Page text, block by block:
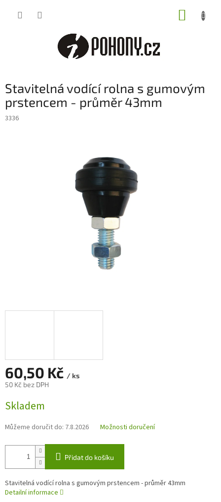
Stavitelná vodící rolna s gumovým
prstencem - průměr 43mm
3336
60,50 Kč / ks
50 Kč bez DPH
cena:
Skladem
Můžeme doručit do: 7.8.2026 Možnosti doručení
Přidat do košíku
Stavitelná vodící rolna s gumovým prstencem - průměr 43mm
Detailní informace